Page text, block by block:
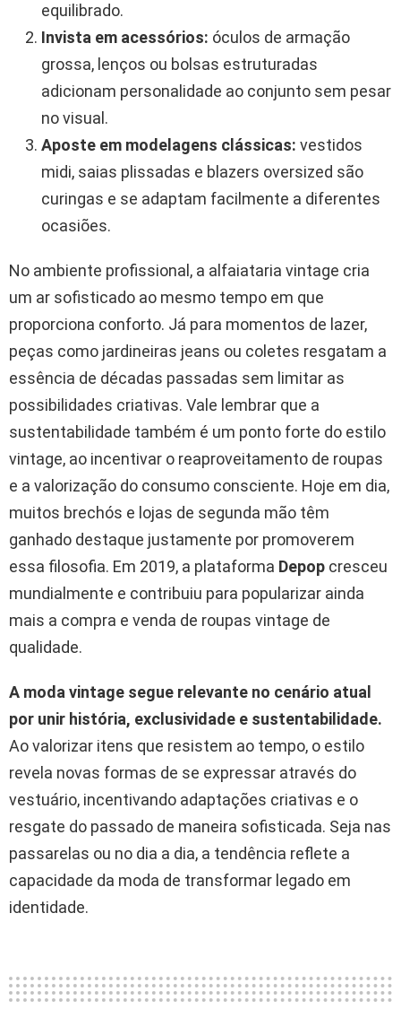
equilibrado.
Invista em acessórios: óculos de armação
grossa, lenços ou bolsas estruturadas
adicionam personalidade ao conjunto sem pesar
no visual.
Aposte em modelagens clássicas: vestidos
midi, saias plissadas e blazers oversized são
curingas e se adaptam facilmente a diferentes
ocasiões.
No ambiente profissional, a alfaiataria vintage cria
um ar sofisticado ao mesmo tempo em que
proporciona conforto. Já para momentos de lazer,
peças como jardineiras jeans ou coletes resgatam a
essência de décadas passadas sem limitar as
possibilidades criativas. Vale lembrar que a
sustentabilidade também é um ponto forte do estilo
vintage, ao incentivar o reaproveitamento de roupas
e a valorização do consumo consciente. Hoje em dia,
muitos brechós e lojas de segunda mão têm
ganhado destaque justamente por promoverem
essa filosofia. Em 2019, a plataforma Depop cresceu
mundialmente e contribuiu para popularizar ainda
mais a compra e venda de roupas vintage de
qualidade.
A moda vintage segue relevante no cenário atual
por unir história, exclusividade e sustentabilidade.
Ao valorizar itens que resistem ao tempo, o estilo
revela novas formas de se expressar através do
vestuário, incentivando adaptações criativas e o
resgate do passado de maneira sofisticada. Seja nas
passarelas ou no dia a dia, a tendência reflete a
capacidade da moda de transformar legado em
identidade.